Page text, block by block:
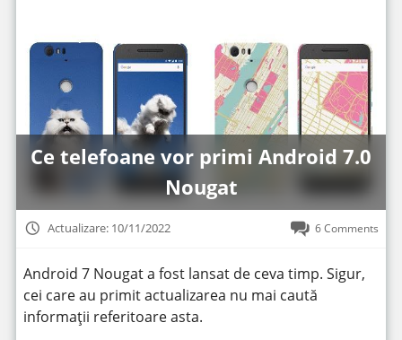
Ce telefoane vor primi Android 7.0
Nougat
Actualizare: 10/11/2022 6 Comments
Android 7 Nougat a fost lansat de ceva timp. Sigur,
cei care au primit actualizarea nu mai caută
informații referitoare asta.